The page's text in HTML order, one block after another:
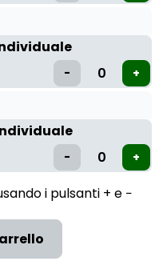
i pulsanti + e −